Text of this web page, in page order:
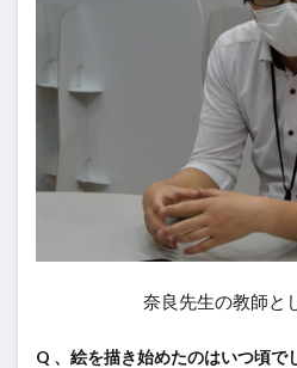
奈良先生の教師とし
Q 、絵を描き始めたのはいつ頃で